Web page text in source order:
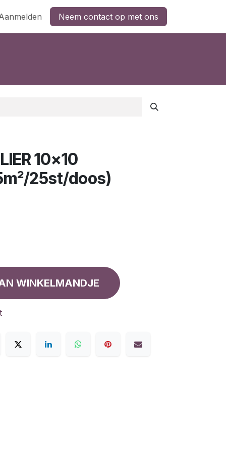
Neem contact op met ons
10x10
25st/doos)
WINKELMANDJE